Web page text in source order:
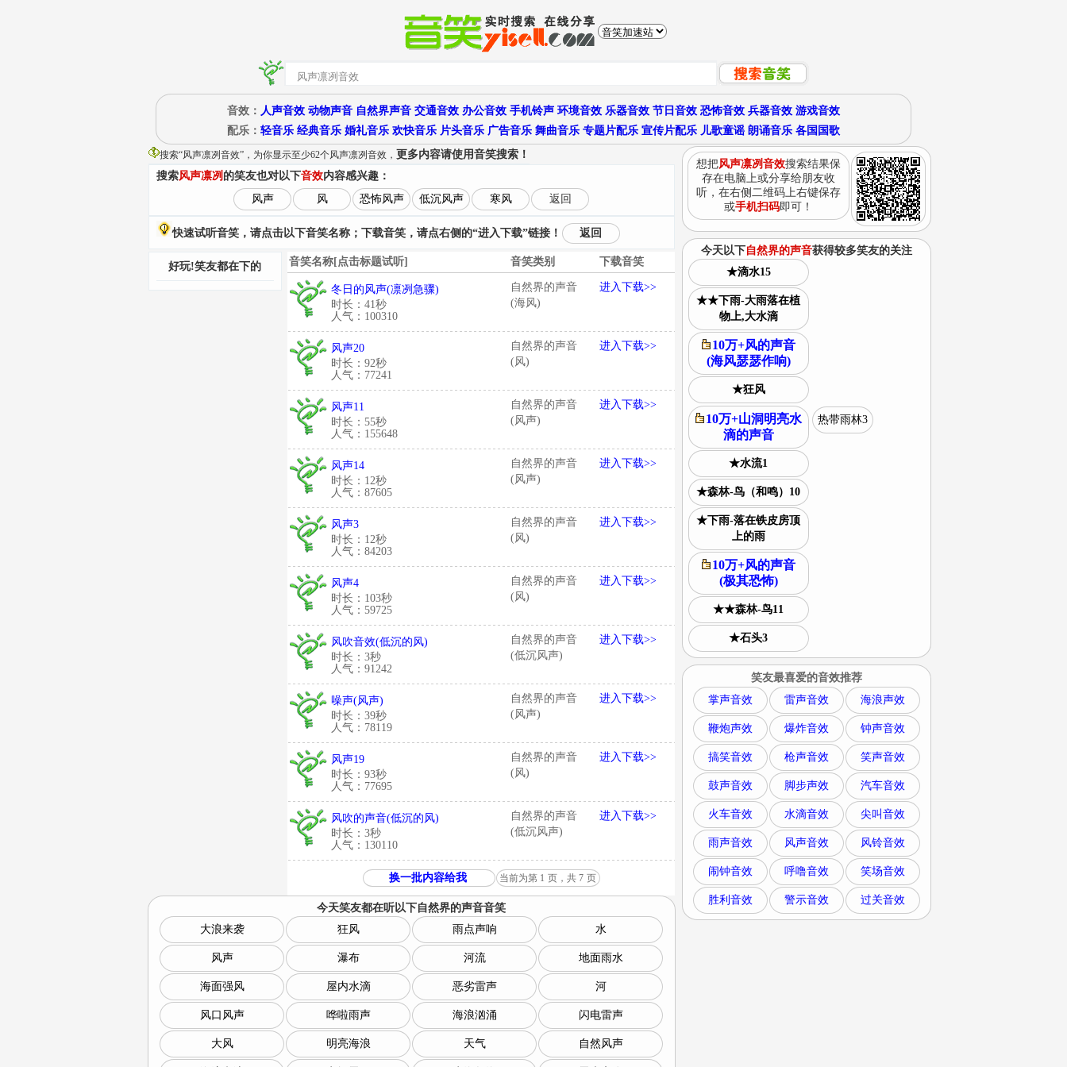
音效： 人声音效 动物声音 自然界声音 交通音效 办公音效 手机铃声 环境音效 乐器音效 节日音效 恐怖音效 兵器音效 游戏音效
配乐： 轻音乐 经典音乐 婚礼音乐 欢快音乐 片头音乐 广告音乐 舞曲音乐 专题片配乐 宣传片配乐 儿歌童谣 朗诵音乐 各国国歌
搜索“风声凛冽音效”，为你显示至少62个风声凛冽音效， 更多内容请使用音笑搜索！
搜索风声凛冽 的笑友也对以下音效内容感兴趣：
风声
风 恐怖风声 低沉风声 寒风 返回
快速试听音笑，请点击以下音笑名称；下载音笑，请点右侧的“进入下载”链接！ 返回
音笑名称[点击标题试听] 音笑类别 下载音笑
冬日的风声(凛冽急骤)
时长：41秒
人气：100310
自然界的声音
(海风)
进入下载>>
风声20
时长：92秒
人气：77241
自然界的声音
(风)
进入下载>>
风声11
时长：55秒
人气：155648
自然界的声音
(风声)
进入下载>>
风声14
时长：12秒
人气：87605
自然界的声音
(风声)
进入下载>>
风声3
时长：12秒
人气：84203
自然界的声音
(风)
进入下载>>
风声4
时长：103秒
人气：59725
自然界的声音
(风)
进入下载>>
风吹音效(低沉的风)
时长：3秒
人气：91242
自然界的声音
(低沉风声)
进入下载>>
噪声(风声)
时长：39秒
人气：78119
自然界的声音
(风声)
进入下载>>
风声19
时长：93秒
人气：77695
自然界的声音
(风)
进入下载>>
风吹的声音(低沉的风)
时长：3秒
人气：130110
自然界的声音
(低沉风声)
进入下载>>
换一批内容给我 当前为第 1 页，共 7 页
好玩!笑友都在下的
今天笑友都在听以下自然界的声音音笑
大浪来袭
狂风 雨点声响 水
风声 瀑布 河流 地面雨水
海面强风 屋内水滴 恶劣雷声 河
风口风声 哗啦雨声 海浪汹涌 闪电雷声
大风 明亮海浪 天气 自然风声
想把风声凛冽音效搜索结果保
存在电脑上或分享给朋友收
听，在右侧二维码上右键保存
或手机扫码即可！
今天以下自然界的声音获得较多笑友的关注
★滴水15
★★下雨-大雨落在植
物上,大水滴
10万+风的声音
(海风瑟瑟作响)
★狂风
10万+山洞明亮水
滴的声音
热带雨林3
★水流1
★森林-鸟（和鸣）10
★下雨-落在铁皮房顶
上的雨
10万+风的声音
(极其恐怖)
★★森林-鸟11
★石头3
笑友最喜爱的音效推荐
掌声音效
雷声音效 海浪声效
鞭炮声效 爆炸音效 钟声音效
搞笑音效 枪声音效 笑声音效
鼓声音效 脚步声效 汽车音效
火车音效 水滴音效 尖叫音效
雨声音效 风声音效 风铃音效
闹钟音效 呼噜音效 笑场音效
胜利音效 警示音效 过关音效